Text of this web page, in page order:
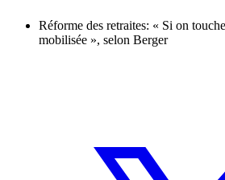
Réforme des retraites: « Si on
mobilisée », selon Berger